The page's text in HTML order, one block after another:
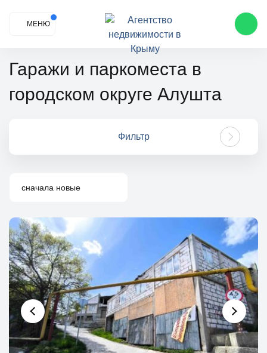
МЕНЮ
Гаражи и паркоместа в
городском округе Алушта
Фильтр
сначала новые